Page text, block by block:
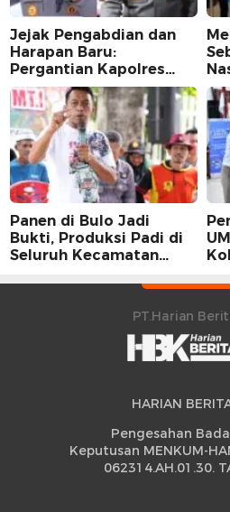
Jejak Pengabdian dan
Harapan Baru:
Pergantian Kapolres
Sidrap dalam Perspektif
Karier Dua Perwira
Panen di Bulo Jadi
Bukti, Produksi Padi di
Seluruh Kecamatan
Peningkatan
PT.Harian
HARIAN
Pengesahan
Keputusan MENKUM-
062314.AH.01.30.